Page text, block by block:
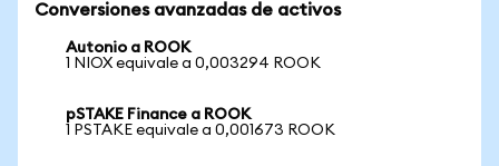
Conversiones avanzadas de activos
Autonio a ROOK
1 NIOX equivale a 0,003294 ROOK
pSTAKE Finance a ROOK
1 PSTAKE equivale a 0,001673 ROOK